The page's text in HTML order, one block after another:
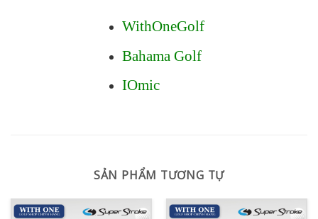
WithOneGolf
Bahama Golf
IOmic
SẢN PHẨM TƯƠNG TỰ